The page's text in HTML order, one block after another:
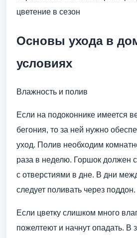
цветение в сезон
Основы ухода в
условиях
Влажность и полив
Если на подоконнике имеется
бегония, то за ней нужно
уход. Полив необходим
раза в неделю. Горшок должен
с отверстиями в дне. В дни
следует поливать через поддон.
Если цветку слишком много
пожелтеют и начнут опадать. В